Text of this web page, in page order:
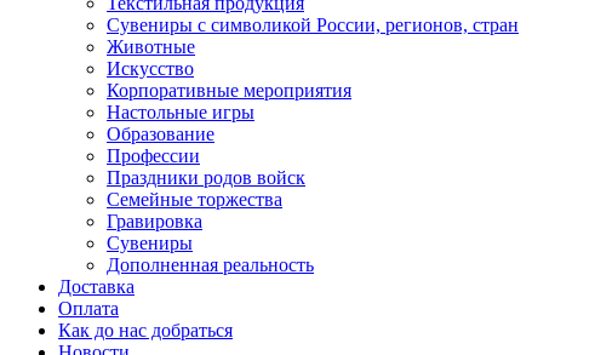
Сувениры с символикой России, регионов, стран
Животные
Искусство
Корпоративные мероприятия
Настольные игры
Образование
Профессии
Праздники родов войск
Семейные торжества
Гравировка
Сувениры
Дополненная реальность
Доставка
Оплата
Как до нас добраться